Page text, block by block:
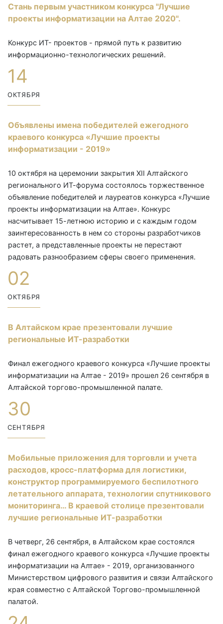
Стань первым участником конкурса "Лучшие
проекты информатизации на Алтае 2020".
Конкурс ИТ- проектов - прямой путь к развитию
информационно-технологических решений.
14
ОКТЯБРЯ
Объявлены имена победителей ежегодного
краевого конкурса «Лучшие проекты
информатизации - 2019»
10 октября на церемонии закрытия ХII Алтайского
регионального ИТ-форума состоялось торжественное
объявление победителей и лауреатов конкурса «Лучшие
проекты информатизации на Алтае». Конкурс
насчитывает 15-летнюю историю и с каждым годом
заинтересованность в нем со стороны разработчиков
растет, а представленные проекты не перестают
радовать разнообразием сферы своего применения.
02
ОКТЯБРЯ
В Алтайском крае презентовали лучшие
региональные ИТ-разработки
Финал ежегодного краевого конкурса «Лучшие проекты
информатизации на Алтае - 2019» прошел 26 сентября в
Алтайской торгово-промышленной палате.
30
СЕНТЯБРЯ
Мобильные приложения для торговли и учета
расходов, кросс-платформа для логистики,
конструктор программируемого беспилотного
летательного аппарата, технологии спутникового
мониторинга… В краевой столице презентовали
лучшие региональные ИТ-разработки
В четверг, 26 сентября, в Алтайском крае состоялся
финал ежегодного краевого конкурса «Лучшие проекты
информатизации на Алтае» - 2019, организованного
Министерством цифрового развития и связи Алтайского
края совместно с Алтайской Торгово-промышленной
палатой.